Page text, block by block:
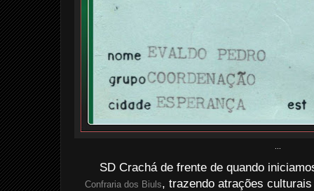
SD Crachá de frente de quando
Confraria dos Biuls, trazendo atrações